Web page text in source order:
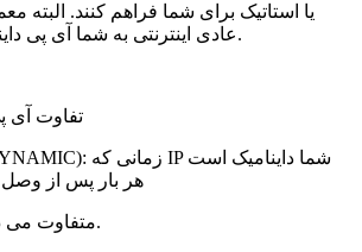
یا استاتیک برای شما فراهم کنند. البته
عادی اینترنتی به شما آی پی داینامیک ارائه خواهد شد.
تفاوت آی
هر بار پس از وصل
ISP به شما یک IP متفاوت می دهد.